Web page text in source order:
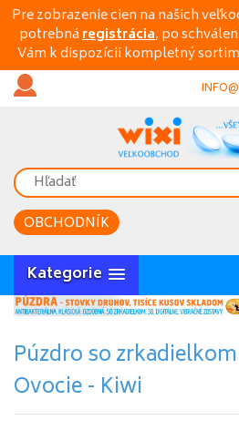
Pre zobrazenie cien na našich
potrebnáregistrácia, po
Vám k dispozícii kompletný
OBCHODNÍK
Kategorie
Púzdro so
Ovocie - Kiwi